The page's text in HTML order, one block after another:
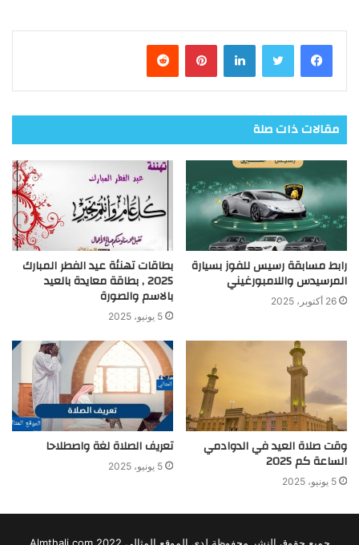
فيسبوك تويتر لينكدإن بينتيريست
مقالات ذات صلة
رابط مسابقة رسيس للفوز بسيارة
المرسيدس واللامبورغيني
26 أكتوبر، 2025
بطاقات تهنئة عيد الفطر المبارك
2025 , بطاقة معايدة بالعيد
بالاسم والصورة
5 يونيو، 2025
وقت صلاة العيد في الدوادمي
الساعة كم 2025
5 يونيو، 2025
تعريف الصلاة لغة واصطلاحا
5 يونيو، 2025